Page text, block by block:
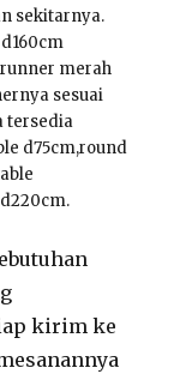
sekitarnya.
merah
sesuai
tersedia
d75cm,round
kirim ke